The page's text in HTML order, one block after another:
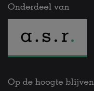
Onderdeel van
Op de hoogte blijven